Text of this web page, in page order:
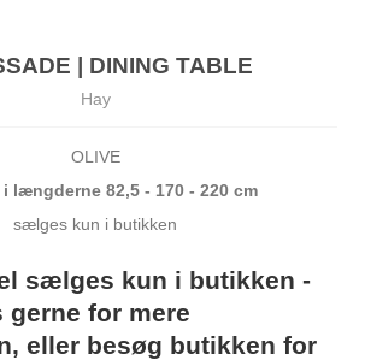
| DINING TABLE
Hay
OLIVE
i længderne 82,5 - 170 - 220 cm
sælges kun i butikken
sælges kun i butikken -
gerne for mere
eller besøg butikken for